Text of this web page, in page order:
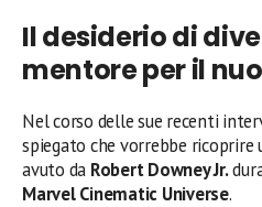
Il desiderio di
mentore per il
Nel corso delle sue recenti
spiegato che vorrebbe ricoprire
avuto da Robert Downey Jr.
Marvel Cinematic Universe.